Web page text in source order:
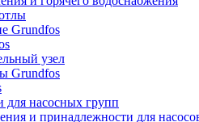
Grundfos
узел
Grundfos
для насосных групп
и принадлежности для